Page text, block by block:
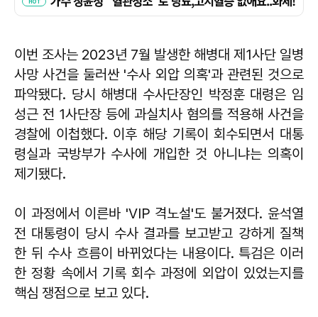
이번 조사는 2023년 7월 발생한 해병대 제1사단 일병
사망 사건을 둘러싼 '수사 외압 의혹'과 관련된 것으로
파악됐다. 당시 해병대 수사단장인 박정훈 대령은 임
성근 전 1사단장 등에 과실치사 혐의를 적용해 사건을
경찰에 이첩했다. 이후 해당 기록이 회수되면서 대통
령실과 국방부가 수사에 개입한 것 아니냐는 의혹이
제기됐다.
이 과정에서 이른바 'VIP 격노설'도 불거졌다. 윤석열
전 대통령이 당시 수사 결과를 보고받고 강하게 질책
한 뒤 수사 흐름이 바뀌었다는 내용이다. 특검은 이러
한 정황 속에서 기록 회수 과정에 외압이 있었는지를
핵심 쟁점으로 보고 있다.